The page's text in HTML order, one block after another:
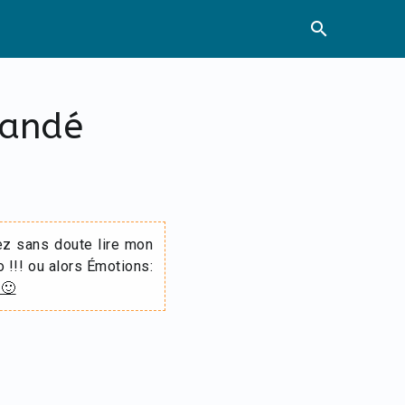
search
sans doute lire mon
!!! ou alors Émotions: